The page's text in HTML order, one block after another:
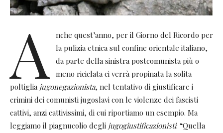
A
nche quest’anno, per il Giorno del Ricordo per
la pulizia etnica sul confine orientale italiano,
da parte della sinistra postcomunista più o
meno riciclata ci verrà propinata la solita
poltiglia jugonegazionista, nel tentativo di giustificare i
crimini dei comunisti jugoslavi con le violenze dei fascisti
cattivi, anzi cattivissimi, di cui riportiamo un esempio. Ma
leggiamo il piagnucolio degli jugogiustificazionisti: “Quella